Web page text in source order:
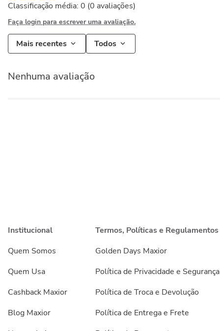
Classificação média: 0 (0 avaliações)
Faça login para escrever uma avaliação.
Mais recentes Todos
Nenhuma avaliação
Institucional
Quem Somos
Quem Usa
Cashback Maxior
Blog Maxior
Termos, Políticas e Regulamentos
Golden Days Maxior
Política de Privacidade e Segurança
Política de Troca e Devolução
Política de Entrega e Frete